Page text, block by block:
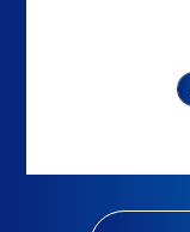
引越し編